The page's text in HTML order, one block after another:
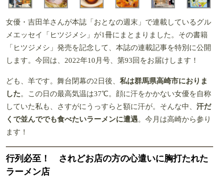
女優・吉田羊さんが本誌「おとなの週末」で連載しているグル
メエッセイ「ヒツジメシ」が1冊にまとまりました。その書籍
「ヒツジメシ」発売を記念して、本誌の連載記事を特別に公開
します。今回は、2022年10月号、第93回をお届けします！
ども、羊です。舞台閉幕の2日後、 私は群馬県高崎市におりま
した。この日の最高気温は37℃。顔に汗をかかない女優を自称
していた私も、さすがにうっすらと額に汗が。そんな中、 汗だ
くで並んででも食べたいラーメンに遭遇。今月は高崎から参り
ます！
行列必至！ されどお店の方の心遣いに胸打たれた
ラーメン店